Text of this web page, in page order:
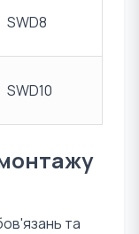
SWD8
SWD10
та